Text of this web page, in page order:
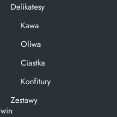
Delikatesy
Kawa
Oliwa
Ciastka
Konfitury
Zestawy
win